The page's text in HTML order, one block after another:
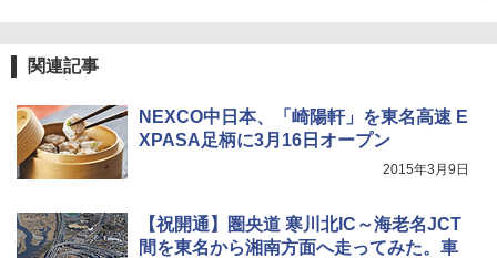
関連記事
NEXCO中日本、「崎陽軒」を東名高速 E
XPASA足柄に3月16日オープン
2015年3月9日
【祝開通】圏央道 寒川北IC～海老名JCT
間を東名から湘南方面へ走ってみた。車